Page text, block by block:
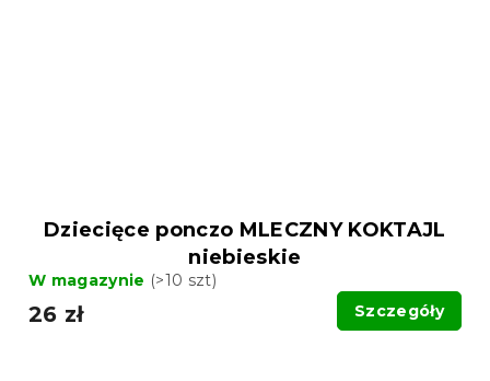
Dziecięce ponczo MLECZNY KOKTAJL
niebieskie
W magazynie (>10 szt)
26 zł Szczegóły